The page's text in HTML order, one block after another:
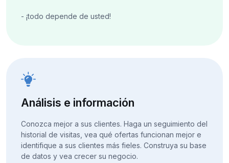
- ¡todo depende de usted!
Análisis e información
Conozca mejor a sus clientes. Haga un seguimiento del
historial de visitas, vea qué ofertas funcionan mejor e
identifique a sus clientes más fieles. Construya su base
de datos y vea crecer su negocio.